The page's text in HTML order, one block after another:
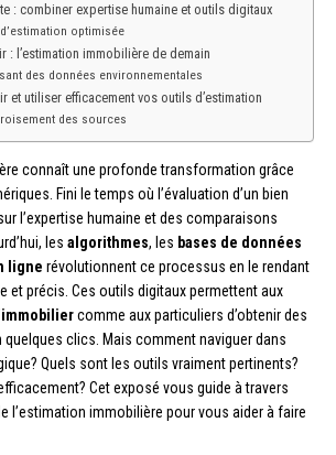
: combiner expertise humaine et outils digitaux
optimisée
: l’estimation immobilière de demain
des données environnementales
et utiliser efficacement vos outils d’estimation
des sources
connaît une profonde transformation grâce
Fini le temps où l’évaluation d’un bien
l’expertise humaine et des comparaisons
les algorithmes, les bases de données
ligne révolutionnent ce processus en le rendant
et précis. Ces outils digitaux permettent aux
comme aux particuliers d’obtenir des
clics. Mais comment naviguer dans
Quels sont les outils vraiment pertinents?
Cet exposé vous guide à travers
l’estimation immobilière pour vous aider à faire